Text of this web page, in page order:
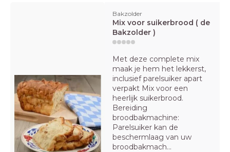
Bakzolder
Mix voor suikerbrood ( de
Bakzolder )
Met deze complete mix
maak je hem het lekkerst,
inclusief parelsuiker apart
verpakt Mix voor een
heerlijk suikerbrood.
Bereiding
broodbakmachine:
Parelsuiker kan de
beschermlaag van uw
broodbakmach...